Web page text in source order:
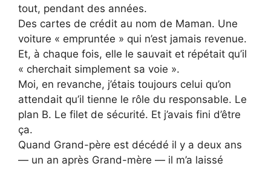
tout, pendant des années.
Des cartes de crédit au nom de Maman. Une
voiture « empruntée » qui n’est jamais revenue.
Et, à chaque fois, elle le sauvait et répétait qu’il
« cherchait simplement sa voie ».
Moi, en revanche, j’étais toujours celui qu’on
attendait qu’il tienne le rôle du responsable. Le
plan B. Le filet de sécurité. Et j’avais fini d’être
ça.
Quand Grand-père est décédé il y a deux ans
— un an après Grand-mère — il m’a laissé